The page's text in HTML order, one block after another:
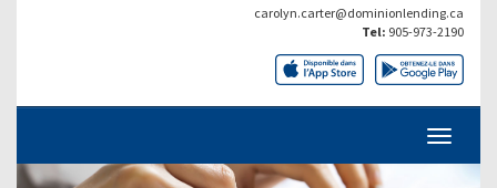
carolyn.carter@dominionlending.ca
Tel: 905-973-2190